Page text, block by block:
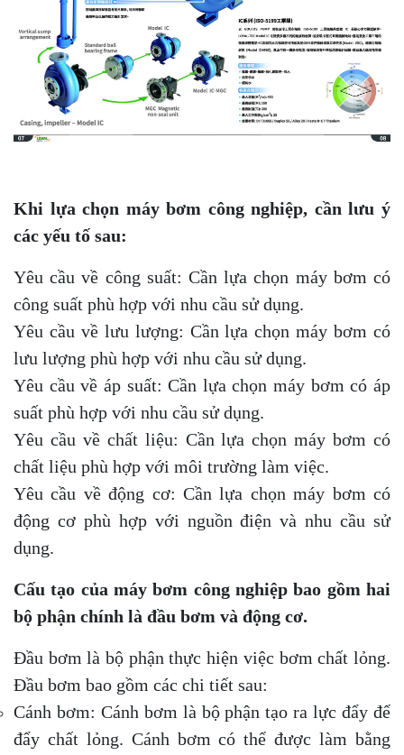
Khi lựa chọn máy bơm công nghiệp, cần lưu ý
các yếu tố sau:
Yêu cầu về công suất: Cần lựa chọn máy bơm có
công suất phù hợp với nhu cầu sử dụng.
Yêu cầu về lưu lượng: Cần lựa chọn máy bơm có
lưu lượng phù hợp với nhu cầu sử dụng.
Yêu cầu về áp suất: Cần lựa chọn máy bơm có áp
suất phù hợp với nhu cầu sử dụng.
Yêu cầu về chất liệu: Cần lựa chọn máy bơm có
chất liệu phù hợp với môi trường làm việc.
Yêu cầu về động cơ: Cần lựa chọn máy bơm có
động cơ phù hợp với nguồn điện và nhu cầu sử
dụng.
Cấu tạo của máy bơm công nghiệp bao gồm hai
bộ phận chính là đầu bơm và động cơ.
Đầu bơm là bộ phận thực hiện việc bơm chất lỏng.
Đầu bơm bao gồm các chi tiết sau:
Cánh bơm: Cánh bơm là bộ phận tạo ra lực đẩy để
đẩy chất lỏng. Cánh bơm có thể được làm bằng